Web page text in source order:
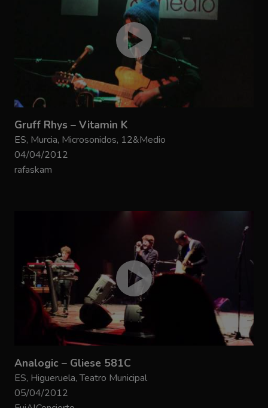
Gruff Rhys – Vitamin K
ES, Murcia, Microsonidos, 12&Medio
04/04/2012
rafaskam
Analogic – Gliese 581C
ES, Higueruela, Teatro Municipal
05/04/2012